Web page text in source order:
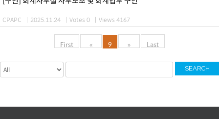
CPAPC | 2025.11.24 | Votes 0 | Views 4167
First « 9 » Last
SEARCH